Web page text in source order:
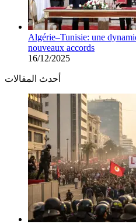
Algérie–Tunisie: une
nouveaux accords
16/12/2025
أحدث المقالات